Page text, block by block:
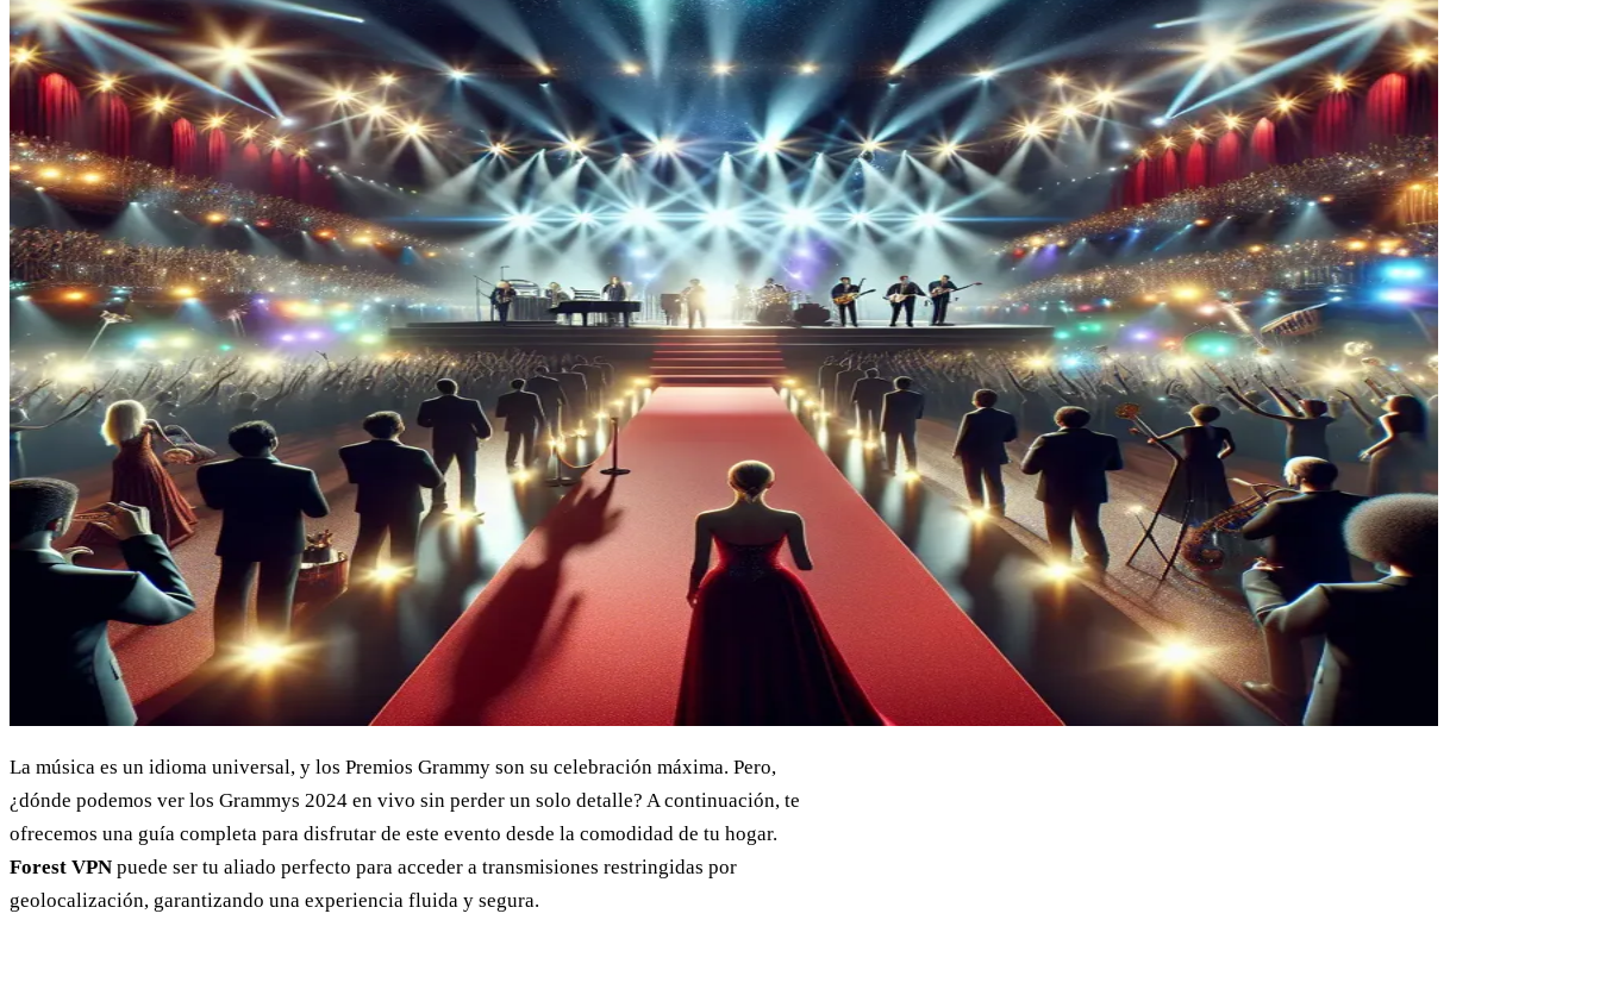
La música es un idioma universal, y los Premios Grammy son su celebración máxima. Pero,
¿dónde podemos ver los Grammys 2024 en vivo sin perder un solo detalle? A continuación, te
ofrecemos una guía completa para disfrutar de este evento desde la comodidad de tu hogar.
Forest VPN puede ser tu aliado perfecto para acceder a transmisiones restringidas por
geolocalización, garantizando una experiencia fluida y segura.